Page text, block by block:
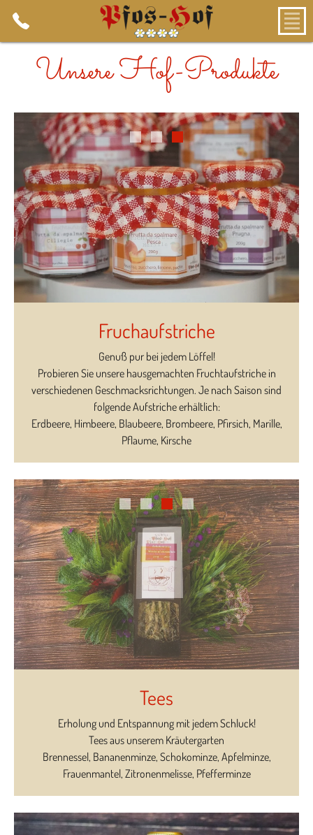
Unsere Hof-Produkte
1 2
Fruchaufstriche
Genuß pur bei jedem Löffel!
Probieren Sie unsere hausgemachten Fruchtaufstriche in
verschiedenen Geschmacksrichtungen. Je nach Saison sind
folgende Aufstriche erhältlich:
Erdbeere, Himbeere, Blaubeere, Brombeere, Pfirsich, Marille,
Pflaume, Kirsche
1 2
Tees
Erholung und Entspannung mit jedem Schluck!
Tees aus unserem Kräutergarten
Brennessel, Bananenminze, Schokominze, Apfelminze,
Frauenmantel, Zitronenmelisse, Pfefferminze